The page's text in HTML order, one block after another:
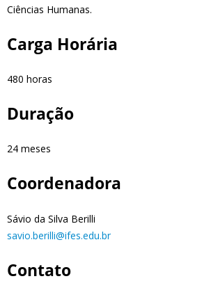
Ciências Humanas.
Carga Horária
480 horas
Duração
24 meses
Coordenadora
Sávio da Silva Berilli
savio.berilli@ifes.edu.br
Contato